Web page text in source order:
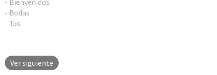
- Bienvenidos
- Bodas
- 15s
Ver siguiente